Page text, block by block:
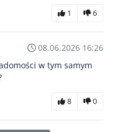
1 6
08.06.2026 16:26
w tym samym
8 0